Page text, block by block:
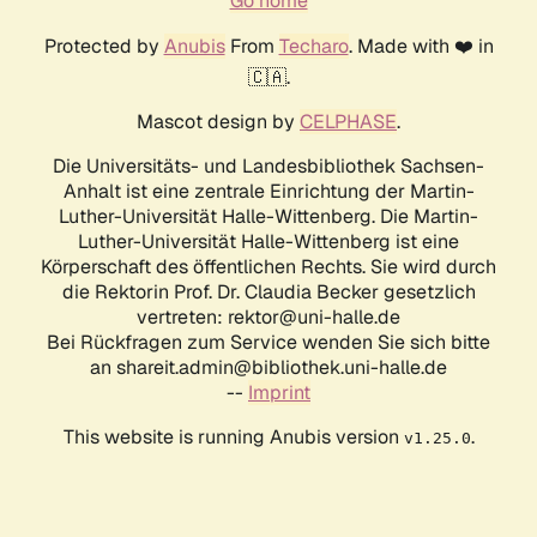
Protected by AnubisFrom Techaro. Made with ❤️ in
🇨🇦.
Mascot design by CELPHASE.
Die Universitäts- und Landesbibliothek Sachsen-
Anhalt ist eine zentrale Einrichtung der Martin-
Luther-Universität Halle-Wittenberg. Die Martin-
Luther-Universität Halle-Wittenberg ist eine
Körperschaft des öffentlichen Rechts. Sie wird durch
die Rektorin Prof. Dr. Claudia Becker gesetzlich
vertreten: rektor@uni-halle.de
Bei Rückfragen zum Service wenden Sie sich bitte
an shareit.admin@bibliothek.uni-halle.de
-- Imprint
This website is running Anubis version v1.25.0.